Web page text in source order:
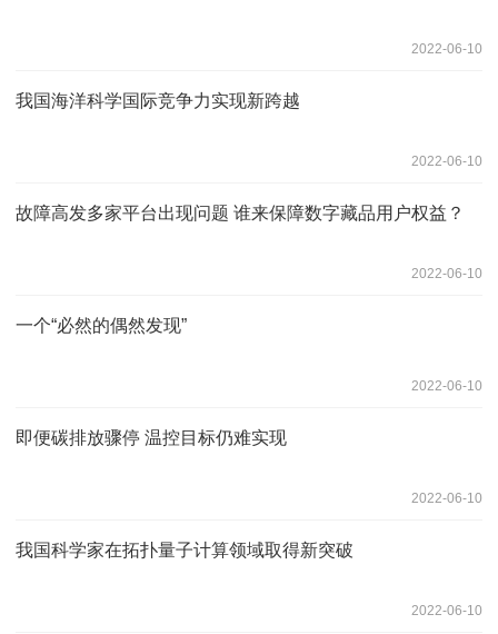
2022-06-10
我国海洋科学国际竞争力实现新跨越
2022-06-10
故障高发多家平台出现问题 谁来保障数字藏品用户权益？
2022-06-10
一个“必然的偶然发现”
2022-06-10
即便碳排放骤停 温控目标仍难实现
2022-06-10
我国科学家在拓扑量子计算领域取得新突破
2022-06-10